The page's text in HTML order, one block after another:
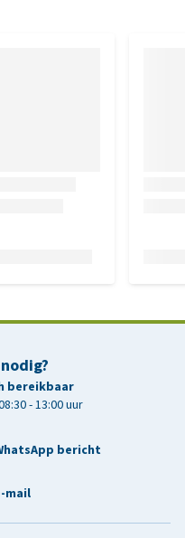
bereikbaar
- 13:00 uur
bericht
mail